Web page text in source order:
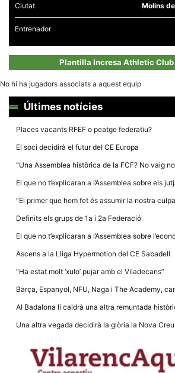
Ciutat Molins
Entrenador
Plantilla Incresa Athletic Club
No hi ha jugadors associats a aquest equip
Últimes notícies
Places vacants RFEF o peatge federatiu?
El soci decidirà el futur del CE Europa
“Una Assemblea històrica de la FCF? No vaig
El que no t’explicaran a l’Assemblea sobre els
“El primer que hem fet és assumir la nostra
Definits els grups de 1a i 2a Federació
El que no t’explicaran a l’Assemblea sobre
Ascens a la Lliga Hypermotion del CE Sabadell
“Ha estat molt ‘xulo’ pujar amb el Viladecans”
Barça, Espanyol, NFU, Naga i The Academy,
Al Badalona li caldrà una altra remuntada
Una altra vegada decidirà la glòria la Nova
per al
d'usuari
nostre
dades
bé
rebutja
cookies
del lloc